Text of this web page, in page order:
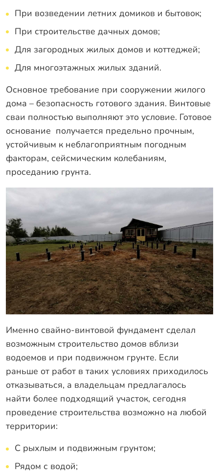
Калькулятор ЖБ свай
Заказать звонок
При возведении летних домиков и бытовок;
При строительстве дачных домов;
Для загородных жилых домов и коттеджей;
Для многоэтажных жилых зданий.
Основное требование при сооружении жилого
дома – безопасность готового здания. Винтовые
сваи полностью выполняют это условие. Готовое
основание получается предельно прочным,
устойчивым к неблагоприятным погодным
факторам, сейсмическим колебаниям,
проседанию грунта.
Именно свайно-винтовой фундамент сделал
возможным строительство домов вблизи
водоемов и при подвижном грунте. Если
раньше от работ в таких условиях приходилось
отказываться, а владельцам предлагалось
найти более подходящий участок, сегодня
проведение строительства возможно на любой
территории:
С рыхлым и подвижным грунтом;
Рядом с водой;